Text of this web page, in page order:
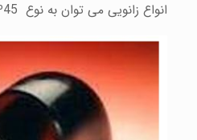
انواع زانویی می توان به نوع º90 ،º45 و º180 اشاره کرد .